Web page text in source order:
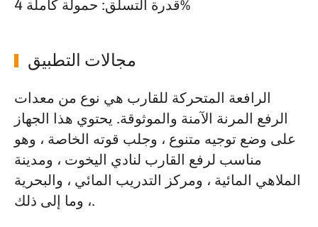
قدرة التسلق: حمولة كاملة 4%
مجالات التطبيق
الرافعة المتحركة للقارب هي نوع من معدات
الرفع المرنة الآمنة والموثوقة. يحتوي هذا الجهاز
على وضع توجيه متنوع ، وجلب قوته الخاصة ، وهو
مناسب لرفع القارب لنادي اليخوت ، ومدينة
الملاهي المائية ، ومركز التدريب المائي ، والبحرية
، وما إلى ذلك.